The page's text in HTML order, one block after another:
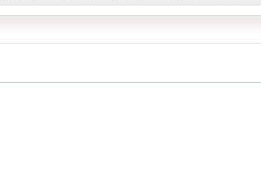
。”
妇幼广场 免租了！